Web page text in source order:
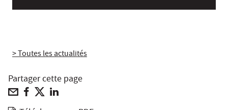
> Toutes les actualités
Partager cette page